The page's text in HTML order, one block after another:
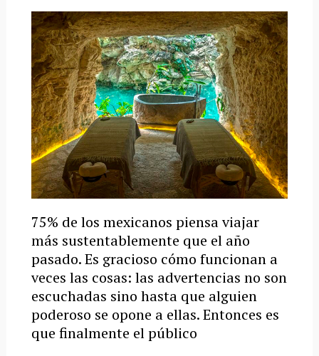
75% de los mexicanos piensa viajar
más sustentablemente que el año
pasado. Es gracioso cómo funcionan a
veces las cosas: las advertencias no son
escuchadas sino hasta que alguien
poderoso se opone a ellas. Entonces es
que finalmente el público